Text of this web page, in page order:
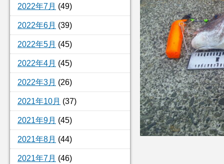
2022年7月 (49)
2022年6月 (39)
2022年5月 (45)
2022年4月 (45)
2022年3月 (26)
2021年10月 (37)
2021年9月 (45)
2021年8月 (44)
2021年7月 (46)